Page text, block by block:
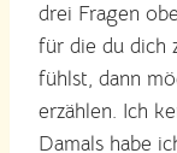
drei Fragen
für die du dich
fühlst, dann
erzählen. Ich
Damals habe